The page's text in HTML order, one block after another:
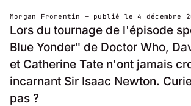
Morgan Fromentin — publié le4 décembre
Lors du tournage de l'épisode
Blue Yonder" de Doctor Who,
et Catherine Tate n'ont jamais
incarnant Sir Isaac Newton.
pas ?